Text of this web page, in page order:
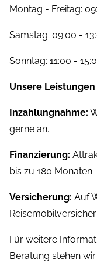
Montag - Freitag:
Samstag: 09:00 -
Sonntag: 11:00 -
Unsere Leistungen
Inzahlungnahme:
gerne an.
Finanzierung:
bis zu 180 Monaten.
Versicherung: Auf
Für weitere
Beratung stehen